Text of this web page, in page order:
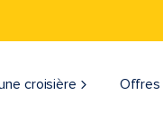
croisière Offres